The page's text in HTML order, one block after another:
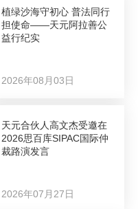
植绿沙海守初心 普法同行
担使命——天元阿拉善公
益行纪实
2026年08月03日
天元合伙人高文杰受邀在
2026思百库SIPAC国际仲
裁路演发言
2026年07月27日